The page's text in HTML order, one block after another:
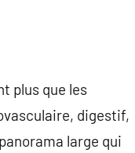
plus que les
digestif,
large qui